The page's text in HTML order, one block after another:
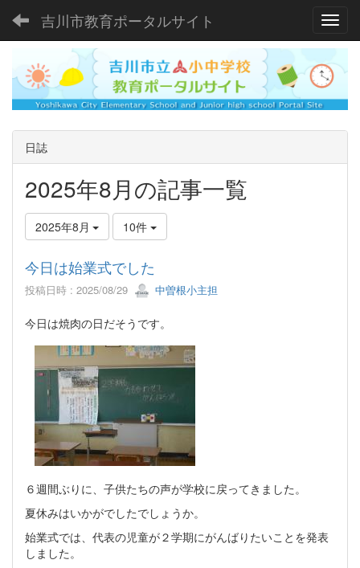
吉川市教育ポータルサイト
日誌
2025年8月の記事一覧
2025年8月 10件
今日は始業式でした
投稿日時 : 2025/08/29 中曽根小主担
今日は焼肉の日だそうです。
６週間ぶりに、子供たちの声が学校に戻ってきました。
夏休みはいかがでしたでしょうか。
始業式では、代表の児童が２学期にがんばりたいことを発表
しました。